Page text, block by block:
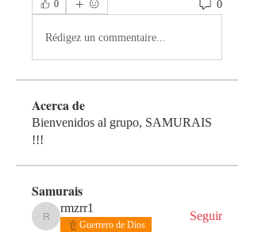
0
0
Rédigez un commentaire...
Acerca de
Bienvenidos al grupo, SAMURAIS
!!!
Samurais
rmzrr1
rmzrr1
Guerrero de Dios
Seguir